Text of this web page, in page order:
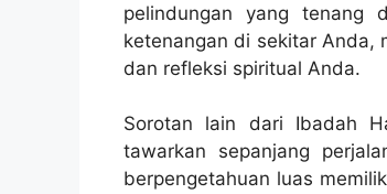
pelindungan yang tenang
ketenangan di sekitar Anda,
dan refleksi spiritual Anda.
Sorotan lain dari Ibadah
tawarkan sepanjang
berpengetahuan luas